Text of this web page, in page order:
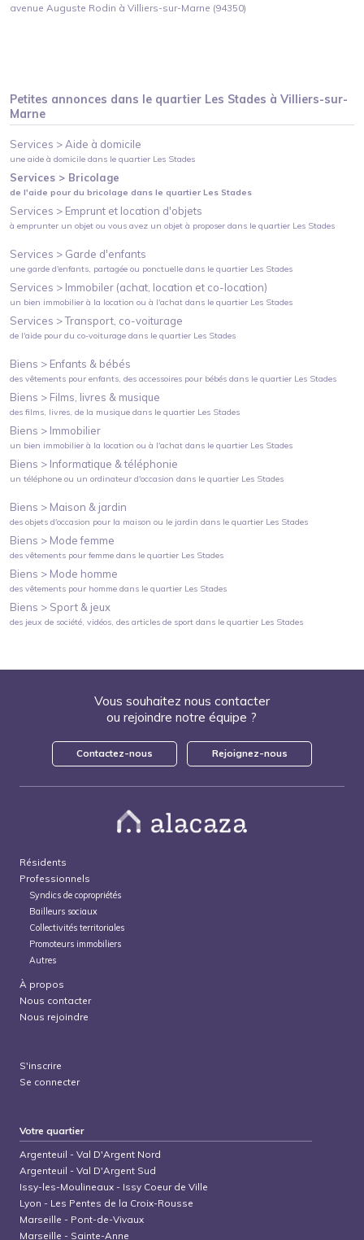
avenue Auguste Rodin à Villiers-sur-Marne (94350)
Petites annonces dans le quartier Les Stades à Villiers-sur-
Marne
Services > Aide à domicile
une aide à domicile dans le quartier Les Stades
Services > Bricolage
de l'aide pour du bricolage dans le quartierLes Stades
Services > Emprunt et location d'objets
à emprunter un objet ou vous avez un objet à proposer dans le quartier Les Stades
Services > Garde d'enfants
une garde d'enfants, partagée ou ponctuelle dans le quartier Les Stades
Services > Immobiler (achat, location et co-location)
un bien immobilier à la location ou à l'achat dans le quartier Les Stades
Services >Transport, co-voiturage
de l'aide pour du co-voiturage dans le quartier Les Stades
Biens > Enfants & bébés
des vêtements pour enfants, des accessoires pour bébés dans le quartier Les Stades
Biens > Films, livres & musique
des films, livres, de la musique dans le quartier Les Stades
Biens > Immobilier
un bien immobilier à la location ou à l'achat dans le quartier Les Stades
Biens > Informatique & téléphonie
un téléphone ou un ordinateur d'occasion dans le quartier Les Stades
Biens > Maison & jardin
des objets d'occasion pour la maison ou le jardin dans le quartier Les Stades
Biens > Mode femme
des vêtements pour femme dans le quartier Les Stades
Biens > Mode homme
des vêtements pour homme dans le quartier Les Stades
Biens > Sport & jeux
des jeux de société, vidéos, des articles de sport dans le quartier Les Stades
Vous souhaitez nous contacter
ou rejoindre notre équipe ?
Contactez-nous Rejoignez-nous
Résidents
Professionnels
Syndics de copropriétés
Bailleurs sociaux
Collectivités territoriales
Promoteurs immobiliers
Autres
À propos
Nous contacter
Nous rejoindre
S'inscrire
Se connecter
Votre quartier
Argenteuil -Val D'Argent Nord
Argenteuil -Val D'Argent Sud
Issy-les-Moulineaux - Issy Coeur de Ville
Lyon - Les Pentes de la Croix-Rousse
Marseille - Pont-de-Vivaux
Marseille - Sainte-Anne